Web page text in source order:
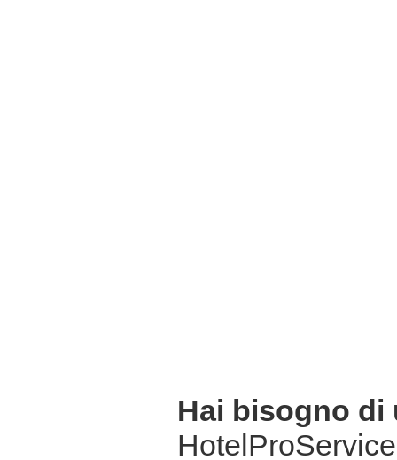
Hai bisogno di